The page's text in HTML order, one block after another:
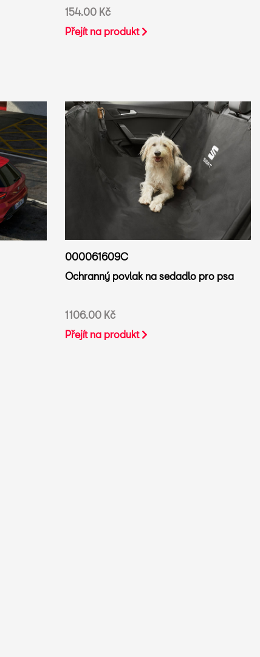
154.00 Kč
Přejít na produkt
000061609C
Ochranný povlak na sedadlo pro psa
1106.00 Kč
Přejít na produkt